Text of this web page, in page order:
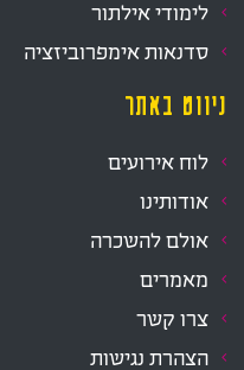
לימודי אילתור
סדנאות אימפרוביזציה
ניווט באתר
לוח אירועים
אודותינו
אולם להשכרה
מאמרים
צרו קשר
הצהרת נגישות